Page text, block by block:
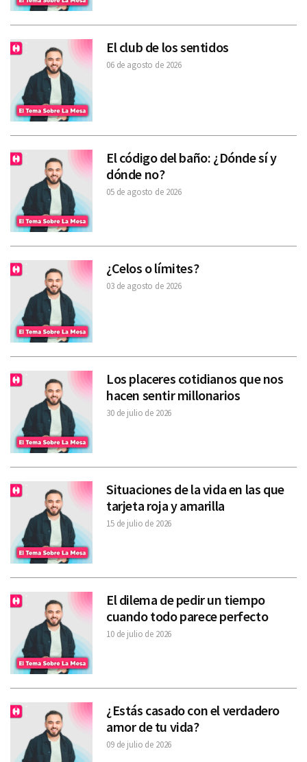
El club de los sentidos
06 de agosto de 2026
El código del baño: ¿Dónde sí y
dónde no?
05 de agosto de 2026
¿Celos o límites?
03 de agosto de 2026
Los placeres cotidianos que nos
hacen sentir millonarios
30 de julio de 2026
Situaciones de la vida en las que
tarjeta roja y amarilla
15 de julio de 2026
El dilema de pedir un tiempo
cuando todo parece perfecto
10 de julio de 2026
¿Estás casado con el verdadero
amor de tu vida?
09 de julio de 2026